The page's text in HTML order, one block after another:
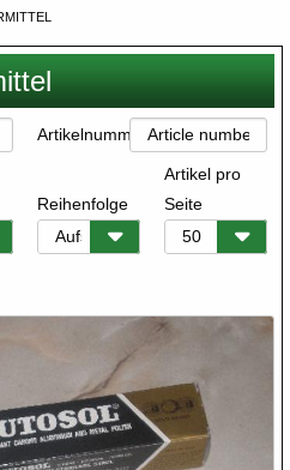
Artikelnummer
Reihenfolge
Artikel pro
Seite